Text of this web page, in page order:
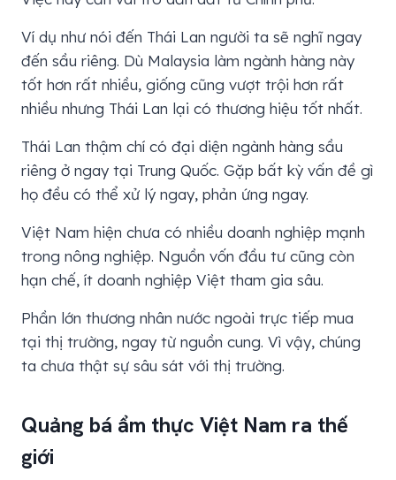
Ví dụ như nói đến Thái Lan người ta sẽ nghĩ ngay
đến sầu riêng. Dù Malaysia làm ngành hàng này
tốt hơn rất nhiều, giống cũng vượt trội hơn rất
nhiều nhưng Thái Lan lại có thương hiệu tốt nhất.
Thái Lan thậm chí có đại diện ngành hàng sầu
riêng ở ngay tại Trung Quốc. Gặp bất kỳ vấn đề gì
họ đều có thể xử lý ngay, phản ứng ngay.
Việt Nam hiện chưa có nhiều doanh nghiệp mạnh
trong nông nghiệp. Nguồn vốn đầu tư cũng còn
hạn chế, ít doanh nghiệp Việt tham gia sâu.
Phần lớn thương nhân nước ngoài trực tiếp mua
tại thị trường, ngay từ nguồn cung. Vì vậy, chúng
ta chưa thật sự sâu sát với thị trường.
Quảng bá ẩm thực Việt Nam ra thế
giới